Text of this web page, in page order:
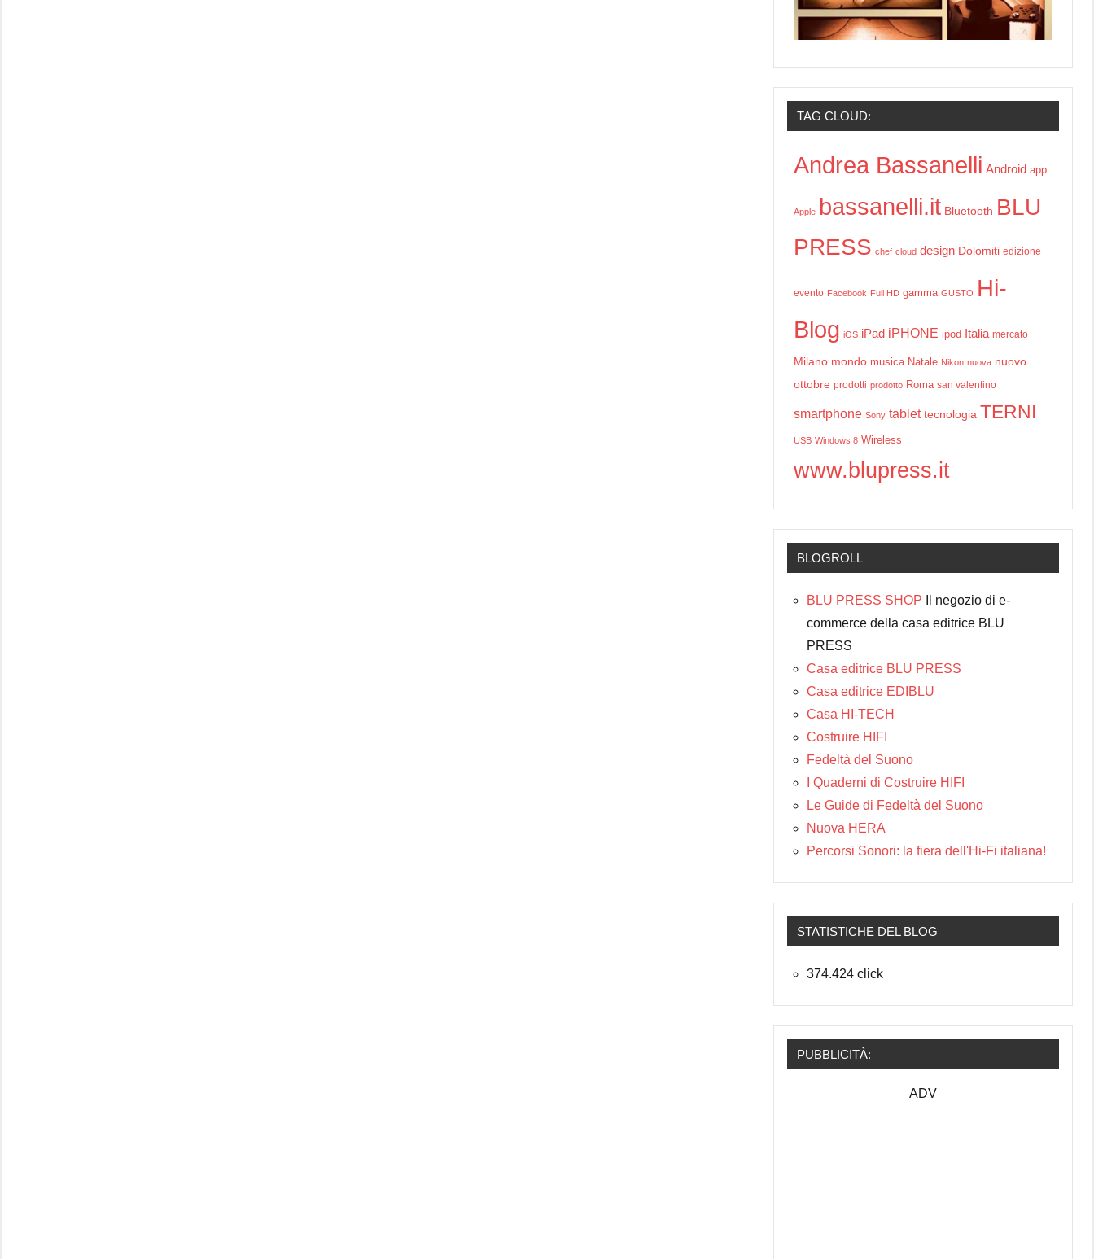
TAG CLOUD:
Andrea Bassanelli Android app
Apple bassanelli.it Bluetooth BLU
PRESS chef cloud design Dolomiti edizione
evento Facebook Full HD gamma GUSTO Hi-
Blog iOS iPad iPHONE ipod Italia mercato
Milano mondo musica Natale Nikon nuova nuovo
ottobre prodotti prodotto Roma san valentino
smartphone Sony tablet tecnologia TERNI
USB Windows 8 Wireless
www.blupress.it
BLOGROLL
BLU PRESS SHOP Il negozio di e-
commerce della casa editrice BLU
PRESS
Casa editrice BLU PRESS
Casa editrice EDIBLU
Casa HI-TECH
Costruire HIFI
Fedeltà del Suono
I Quaderni di Costruire HIFI
Le Guide di Fedeltà del Suono
Nuova HERA
Percorsi Sonori: la fiera dell'Hi-Fi italiana!
STATISTICHE DEL BLOG
374.424 click
PUBBLICITÀ:
ADV